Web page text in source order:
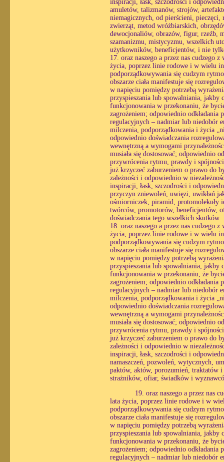
inspiracji, łask, szczodrości i
amuletów, talizmanów, strojów,
niemagicznych, od pierścieni,
zwierząt, metod wróżbiarskich,
dewocjonaliów, obrazów, figur, rzeźb,
szamanizmu, mistycyzmu, wszelkich
użytkowników, beneficjentów, i nie
17. oraz naszego a przez nas cudzego
życia, poprzez linie rodowe i w wielu
podporządkowywania się cudzym
obszarze ciała manifestuje się
w napięciu pomiędzy potrzebą
przyspieszania lub spowalniania, jakby
funkcjonowania w przekonaniu, że
zagrożeniem; odpowiednio odkładania
regulacyjnych – nadmiar lub niedobór
milczenia, podporządkowania i życia
odpowiednio doświadczania
wewnętrzną a wymogami
musiała się dostosować; odpowiednio
przywrócenia rytmu, prawdy i
już krzyczeć zaburzeniem o prawo do
zależności i odpowiednio w
inspiracji, łask, szczodrości i
przyczyn zniewoleń, uwięzi, uwikłań
ośmiorniczek, piramid, protomolekuły
twórców, promotorów, beneficjentów,
doświadczania tego wszelkich skutków
18. oraz naszego a przez nas cudzego
życia, poprzez linie rodowe i w wielu
podporządkowywania się cudzym
obszarze ciała manifestuje się
w napięciu pomiędzy potrzebą
przyspieszania lub spowalniania, jakby
funkcjonowania w przekonaniu, że
zagrożeniem; odpowiednio odkładania
regulacyjnych – nadmiar lub niedobór
milczenia, podporządkowania i życia
odpowiednio doświadczania
wewnętrzną a wymogami
musiała się dostosować; odpowiednio
przywrócenia rytmu, prawdy i
już krzyczeć zaburzeniem o prawo do
zależności i odpowiednio w
inspiracji, łask, szczodrości i
namaszczeń, pozwoleń, wytycznych,
paktów, aktów, porozumień, traktatów
strażników, ofiar, świadków i
19. oraz naszego a przez nas
lata życia, poprzez linie rodowe i w
podporządkowywania się cudzym
obszarze ciała manifestuje się
w napięciu pomiędzy potrzebą
przyspieszania lub spowalniania, jakby
funkcjonowania w przekonaniu, że
zagrożeniem; odpowiednio odkładania
regulacyjnych – nadmiar lub niedobór